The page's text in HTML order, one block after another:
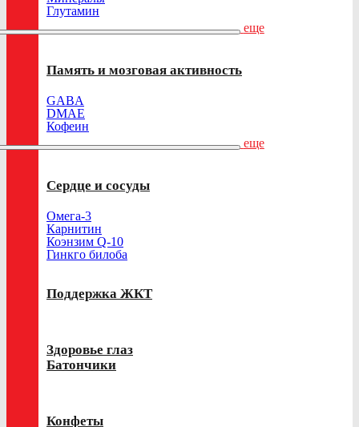
Глутамин
еще
Память и мозговая активность
GABA
DMAE
Кофеин
еще
Сердце и сосуды
Омега-3
Карнитин
Коэнзим Q-10
Гинкго билоба
Поддержка ЖКТ
Здоровье глаз
Батончики
Конфеты